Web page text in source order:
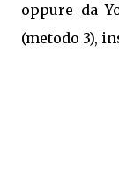
oppure da
(metodo 3),